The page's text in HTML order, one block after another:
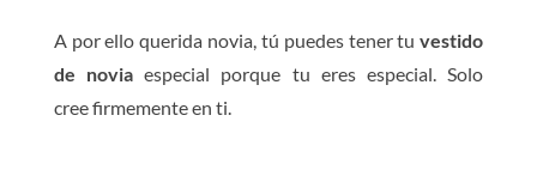
A por ello querida novia, tú puedes tener tuvestido
de novia especial porque tu eres especial. Solo
cree firmemente en ti.